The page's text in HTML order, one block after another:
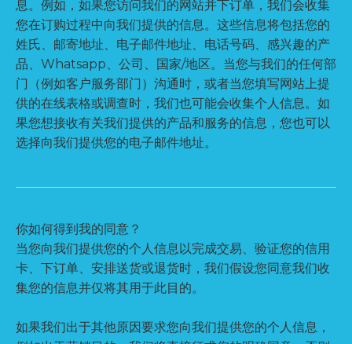
息。例如，如果您访问我们的网站并下订单，我们会收集
您在订购过程中向我们提供的信息。这些信息将包括您的
姓氏、邮寄地址、电子邮件地址、电话号码、感兴趣的产
品、Whatsapp、公司、国家/地区。当您与我们的任何部
门（例如客户服务部门）沟通时，或者当您填写网站上提
供的在线表格或调查时，我们也可能会收集个人信息。如
果您想接收有关我们提供的产品和服务的信息，您也可以
选择向我们提供您的电子邮件地址。
你如何得到我的同意？
当您向我们提供您的个人信息以完成交易、验证您的信用
卡、下订单、安排送货或退货时，我们假设您同意我们收
集您的信息并仅将其用于此目的。
如果我们出于其他原因要求您向我们提供您的个人信息，